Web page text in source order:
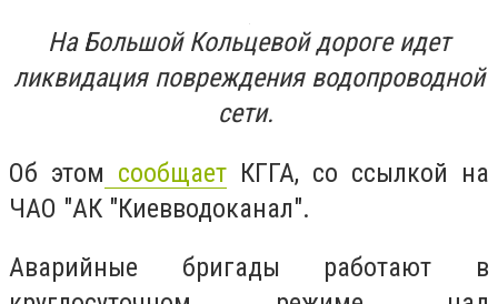
На Большой Кольцевой дороге идет
ликвидация повреждения водопроводной
сети.
Об этом сообщает КГГА, со ссылкой на
ЧАО "АК "Киевводоканал".
Аварийные бригады работают в